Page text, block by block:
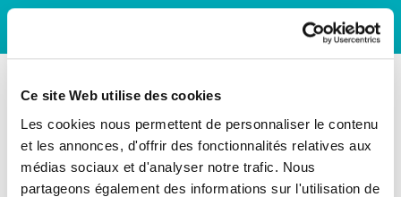
Ce site Web utilise des cookies
Les cookies nous permettent de personnaliser le contenu
et les annonces, d'offrir des fonctionnalités relatives aux
médias sociaux et d'analyser notre trafic. Nous
partageons également des informations sur l'utilisation de